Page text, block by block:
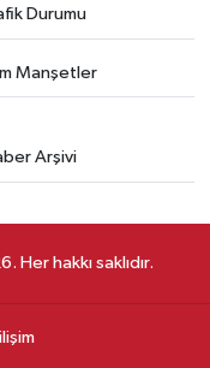
Durumu
Manşetler
Arşivi
hakkı saklıdır.